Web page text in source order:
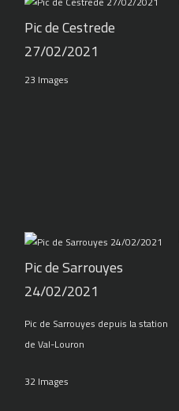
Pic de Cestrede
27/02/2021
23 Images
Pic de Sarrouyes
24/02/2021
Pic de Sarrouyes depuis la station
de Val-Louron
32 Images